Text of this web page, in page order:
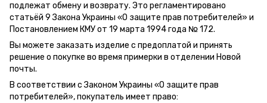
подлежат обмену и возврату. Это регламентировано
статьёй 9 Закона Украины «О защите прав потребителей» и
Постановлением КМУ от 19 марта 1994 года № 172.
Вы можете заказать изделие с предоплатой и принять
решение о покупке во время примерки в отделении Новой
почты.
В соответствии с Законом Украины «О защите прав
потребителей», покупатель имеет право: